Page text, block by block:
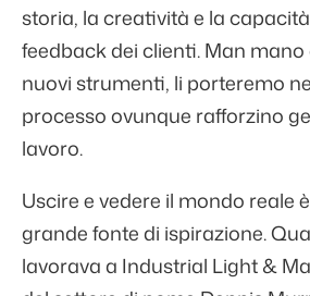
storia, la creatività e la
feedback dei clienti. Man
nuovi strumenti, li porteremo
processo ovunque rafforzino
lavoro.
Uscire e vedere il mondo reale
grande fonte di ispirazione.
lavorava a Industrial Light &